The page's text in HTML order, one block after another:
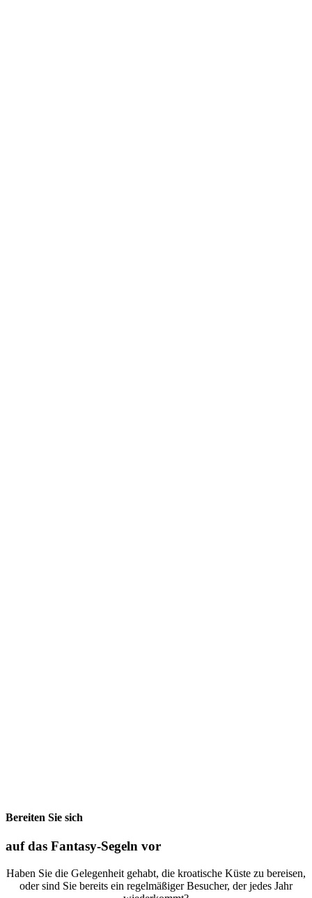
Bereiten Sie sich
auf das Fantasy-Segeln vor
Haben Sie die Gelegenheit gehabt, die kroatische Küste zu bereisen,
oder sind Sie bereits ein regelmäßiger Besucher, der jedes Jahr